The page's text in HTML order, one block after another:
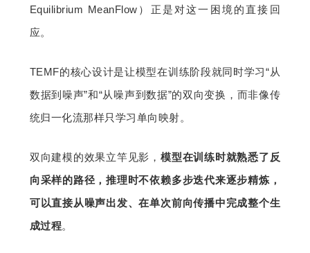
Equilibrium MeanFlow）正是对这一困境的直接回
应。
TEMF的核心设计是让模型在训练阶段就同时学习“从
数据到噪声”和“从噪声到数据”的双向变换，而非像传
统归一化流那样只学习单向映射。
双向建模的效果立竿见影，模型在训练时就熟悉了反
向采样的路径，推理时不依赖多步迭代来逐步精炼，
可以直接从噪声出发、在单次前向传播中完成整个生
成过程。